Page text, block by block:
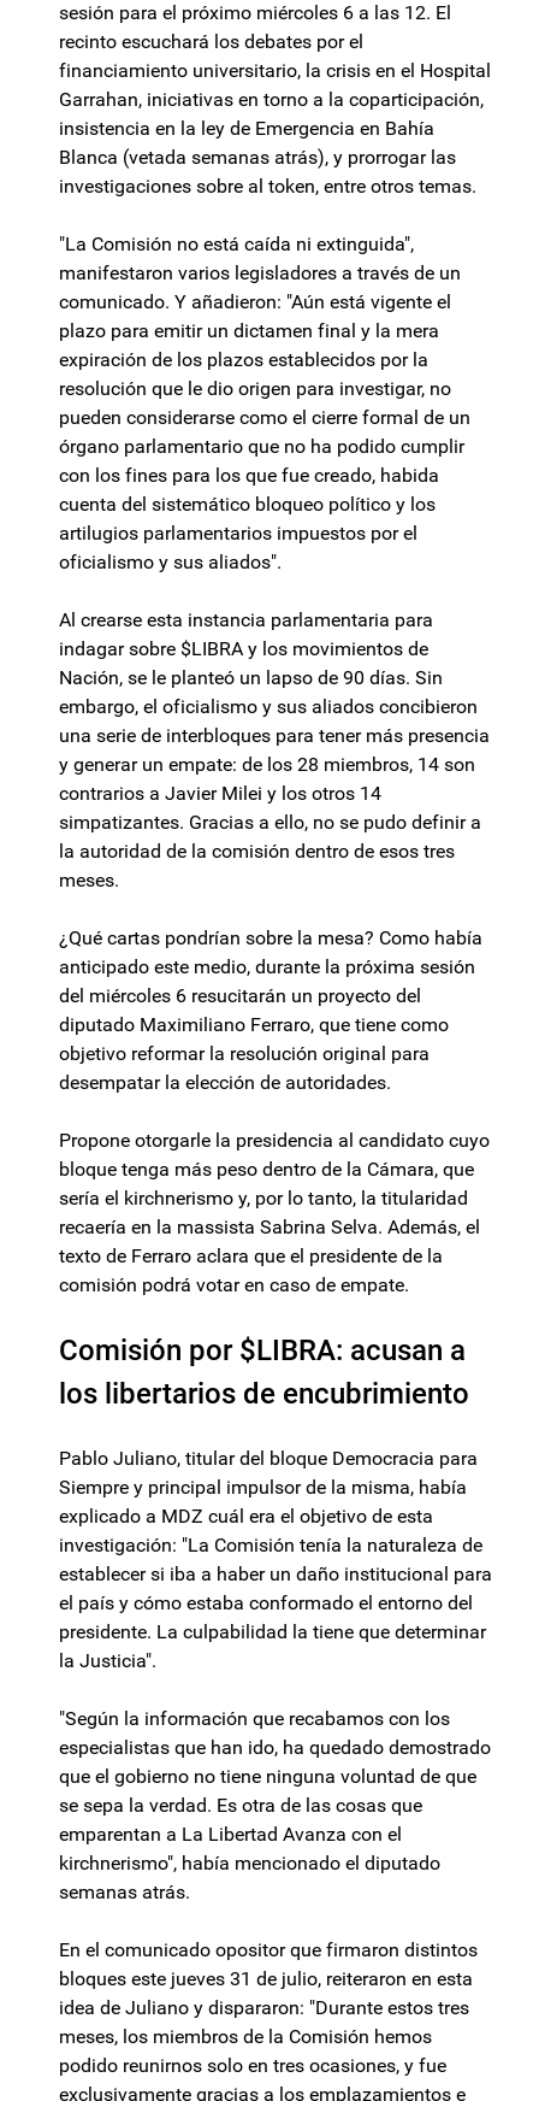
sesión para el próximo miércoles 6 a las 12. El
recinto escuchará los debates por el
financiamiento universitario, la crisis en el Hospital
Garrahan, iniciativas en torno a la coparticipación,
insistencia en la ley de Emergencia en Bahía
Blanca (vetada semanas atrás), y prorrogar las
investigaciones sobre al token, entre otros temas.
"La Comisión no está caída ni extinguida",
manifestaron varios legisladores a través de un
comunicado. Y añadieron: "Aún está vigente el
plazo para emitir un dictamen final y la mera
expiración de los plazos establecidos por la
resolución que le dio origen para investigar, no
pueden considerarse como el cierre formal de un
órgano parlamentario que no ha podido cumplir
con los fines para los que fue creado, habida
cuenta del sistemático bloqueo político y los
artilugios parlamentarios impuestos por el
oficialismo y sus aliados".
Al crearse esta instancia parlamentaria para
indagar sobre $LIBRA y los movimientos de
Nación, se le planteó un lapso de 90 días. Sin
embargo, el oficialismo y sus aliados concibieron
una serie de interbloques para tener más presencia
y generar un empate: de los 28 miembros, 14 son
contrarios a Javier Milei y los otros 14
simpatizantes. Gracias a ello, no se pudo definir a
la autoridad de la comisión dentro de esos tres
meses.
¿Qué cartas pondrían sobre la mesa? Como había
anticipado este medio, durante la próxima sesión
del miércoles 6 resucitarán un proyecto del
diputado Maximiliano Ferraro, que tiene como
objetivo reformar la resolución original para
desempatar la elección de autoridades.
Propone otorgarle la presidencia al candidato cuyo
bloque tenga más peso dentro de la Cámara, que
sería el kirchnerismo y, por lo tanto, la titularidad
recaería en la massista Sabrina Selva. Además, el
texto de Ferraro aclara que el presidente de la
comisión podrá votar en caso de empate.
Comisión por $LIBRA: acusan a
los libertarios de encubrimiento
Pablo Juliano, titular del bloque Democracia para
Siempre y principal impulsor de la misma, había
explicado a MDZ cuál era el objetivo de esta
investigación: "La Comisión tenía la naturaleza de
establecer si iba a haber un daño institucional para
el país y cómo estaba conformado el entorno del
presidente. La culpabilidad la tiene que determinar
la Justicia".
"Según la información que recabamos con los
especialistas que han ido, ha quedado demostrado
que el gobierno no tiene ninguna voluntad de que
se sepa la verdad. Es otra de las cosas que
emparentan a La Libertad Avanza con el
kirchnerismo", había mencionado el diputado
semanas atrás.
En el comunicado opositor que firmaron distintos
bloques este jueves 31 de julio, reiteraron en esta
idea de Juliano y dispararon: "Durante estos tres
meses, los miembros de la Comisión hemos
podido reunirnos solo en tres ocasiones, y fue
exclusivamente gracias a los emplazamientos e